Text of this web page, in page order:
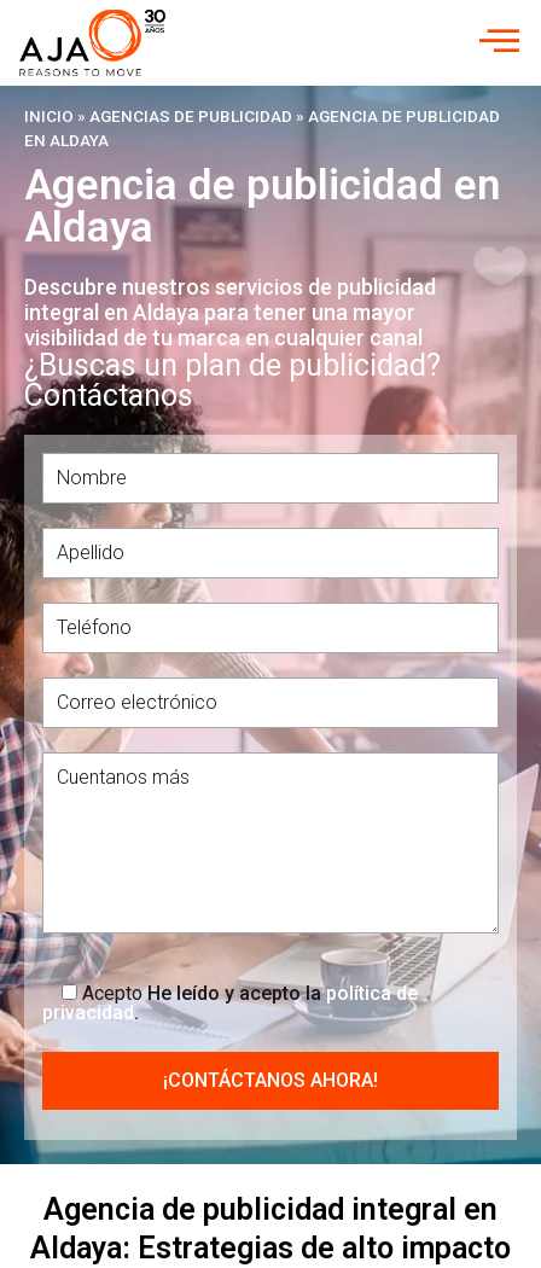
INICIO » AGENCIAS DE PUBLICIDAD » AGENCIA DE PUBLICIDAD
EN ALDAYA
Agencia de publicidad en
Aldaya
Descubre nuestros servicios de publicidad
integral en Aldaya para tener una mayor
visibilidad de tu marca en cualquier canal
¿Buscas un plan de publicidad?
Contáctanos
AceptoHe leído y acepto lapolítica de
privacidad.
Agencia de publicidad integral en
Aldaya: Estrategias de alto impacto